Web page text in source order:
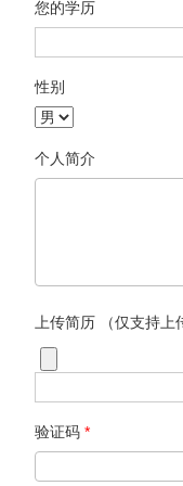
您的学历
性别
个人简介
上传简历 （仅支持
验证码 *